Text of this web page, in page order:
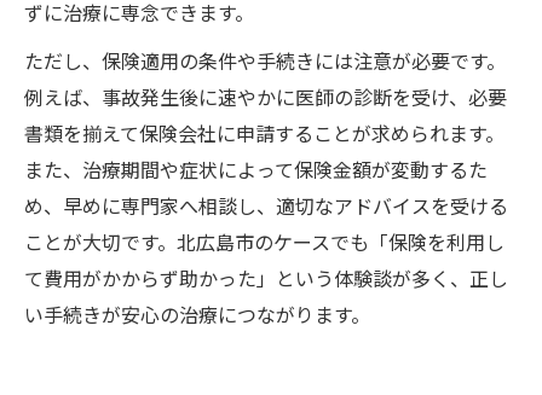
ずに治療に専念できます。
ただし、保険適用の条件や手続きには注意が必要です。
例えば、事故発生後に速やかに医師の診断を受け、必要
書類を揃えて保険会社に申請することが求められます。
また、治療期間や症状によって保険金額が変動するた
め、早めに専門家へ相談し、適切なアドバイスを受ける
ことが大切です。北広島市のケースでも「保険を利用し
て費用がかからず助かった」という体験談が多く、正し
い手続きが安心の治療につながります。